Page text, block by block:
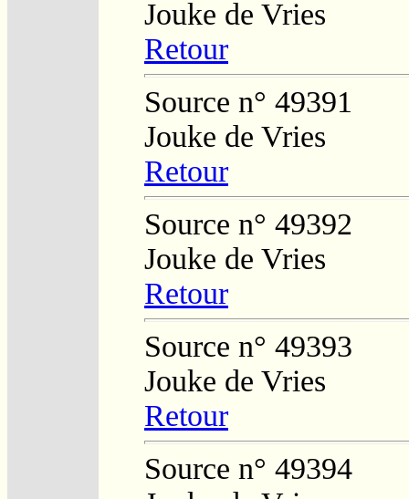
Jouke de Vries
Retour
Source n° 49391
Jouke de Vries
Retour
Source n° 49392
Jouke de Vries
Retour
Source n° 49393
Jouke de Vries
Retour
Source n° 49394